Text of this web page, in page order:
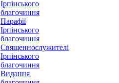
Ірпінського
благочиння
Парафії
Ірпінського
благочиння
Священнослужителі
Ірпінського
благочиння
Видання